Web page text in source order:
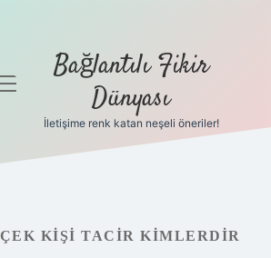
Bağlantılı Fikir
Dünyası
İletişime renk katan neşeli öneriler!
KIŞI TACIR KIMLERDIR